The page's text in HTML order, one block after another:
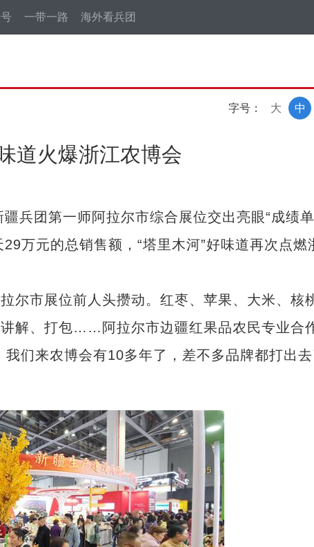
一带一路 海外看兵团
字号： 中
大
道火爆浙江农博会
团第一师阿拉尔市综合展位交出亮眼“成绩单
万元的总销售额，“塔里木河”好味道再次点燃
市展位前人头攒动。红枣、苹果、大米、核
解、打包……阿拉尔市边疆红果品农民专业合
们来农博会有10多年了，差不多品牌都打出去